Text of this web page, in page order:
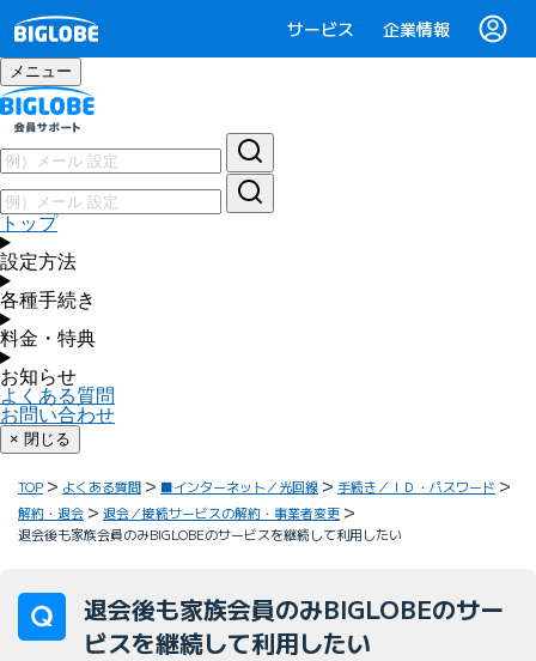
サービス 企業情報
メニュー
トップ
設定方法
各種手続き
料金・特典
お知らせ
よくある質問
お問い合わせ
× 閉じる
TOP よくある質問 ■インターネット／光回線
手続き／ＩＤ・パスワード
解約・退会
退会／接続サービスの解約・事業者変更
退会後も家族会員のみBIGLOBEのサービスを継続して利用したい
退会後も家族会員のみBIGLOBEのサー
ビスを継続して利用したい